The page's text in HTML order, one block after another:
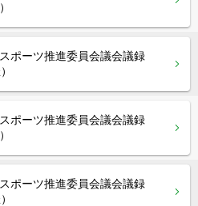
ポーツ推進委員会議会議録
ポーツ推進委員会議会議録
ポーツ推進委員会議会議録